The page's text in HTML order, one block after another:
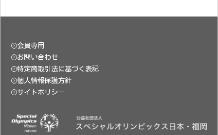
会員専用
お問い合わせ
特定商取引法に基づく表記
個人情報保護方針
サイトポリシー